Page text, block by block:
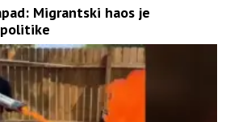
Migrantski haos je